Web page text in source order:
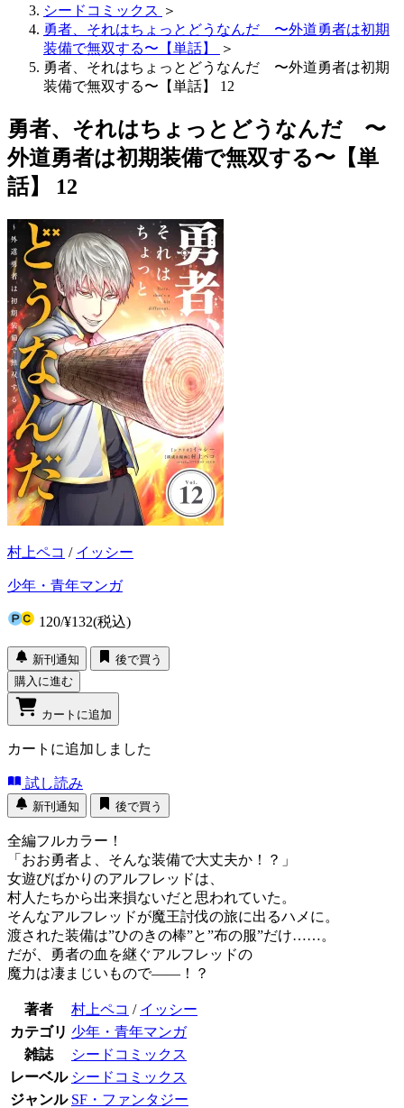
シードコミックス ＞
勇者、それはちょっとどうなんだ 〜外道勇者は初期
装備で無双する〜【単話】
＞
勇者、それはちょっとどうなんだ 〜外道勇者は初期
装備で無双する〜【単話】 12
勇者、それはちょっとどうなんだ 〜
外道勇者は初期装備で無双する〜【単
話】 12
村上ペコ / イッシー
少年・青年マンガ
120/¥132(税込)
新刊通知
後で買う
購入に進む
カートに追加
カートに追加しました
試し読み
新刊通知 後で買う
全編フルカラー！
「おお勇者よ、そんな装備で大丈夫か！？」
女遊びばかりのアルフレッドは、
村人たちから出来損ないだと思われていた。
そんなアルフレッドが魔王討伐の旅に出るハメに。
渡された装備は”ひのきの棒”と”布の服”だけ……。
だが、勇者の血を継ぐアルフレッドの
魔力は凄まじいもので――！？
著者 村上ペコ / イッシー
カテゴリ 少年・青年マンガ
雑誌
シードコミックス
レーベル シードコミックス
ジャンル SF・ファンタジー